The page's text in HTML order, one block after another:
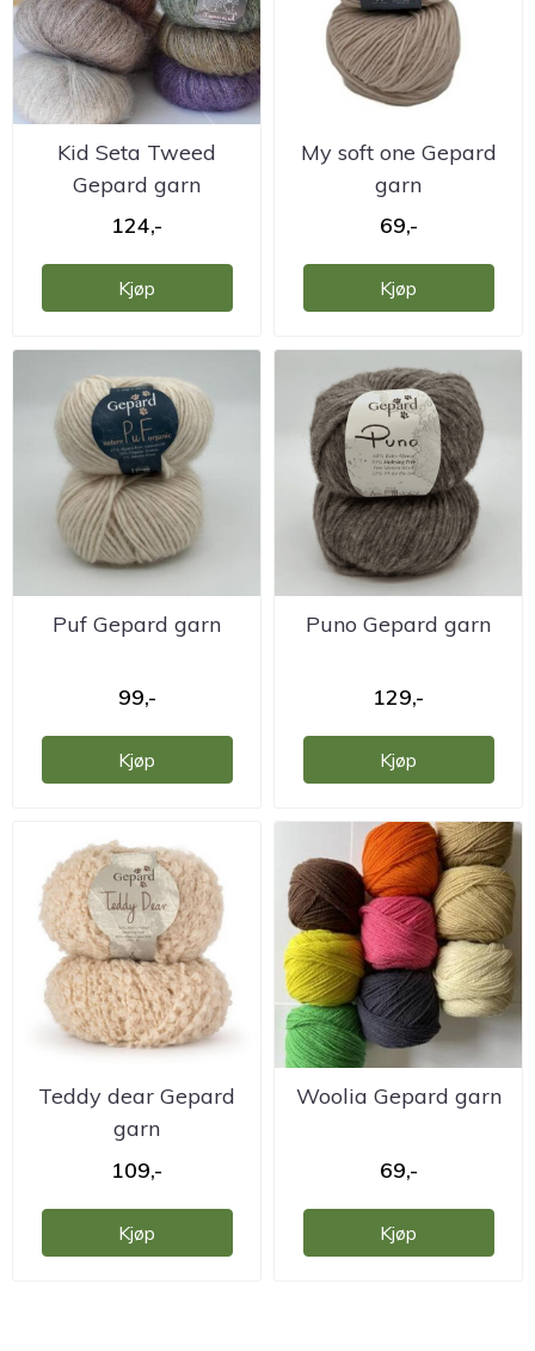
Kid Seta Tweed
Gepard garn
124,-
Kjøp
My soft one Gepard
garn
69,-
Kjøp
Puf Gepard garn
99,-
Kjøp
Puno Gepard garn
129,-
Kjøp
Teddy dear Gepard
garn
109,-
Kjøp
Woolia Gepard garn
69,-
Kjøp